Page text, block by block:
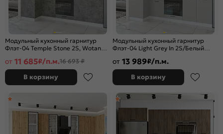
Модульный кухонный гарнитур
Флэт-04 Temple Stone 2S, Wotan
2340x1000/2500x600
от 11 685₽/п.м.16 693 ₽
В корзину
Модульный кухонный гарнитур
Флэт-04 Light Grey In 2S/Белый
от 13 989₽/п.м.
В корзину